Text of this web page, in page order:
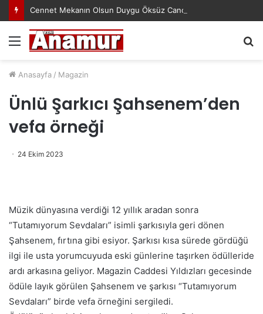
Cennet Mekanın Olsun Duygu Öksüz Canova
Menü
Anasayfa / Magazin
Ünlü Şarkıcı Şahsenem’den
vefa örneği
24 Ekim 2023
Müzik dünyasına verdiği 12 yıllık aradan sonra
“Tutamıyorum Sevdaları” isimli şarkısıyla geri dönen
Şahsenem, fırtına gibi esiyor. Şarkısı kısa sürede gördüğü
ilgi ile usta yorumcuyuda eski günlerine taşırken ödülleride
ardı arkasına geliyor. Magazin Caddesi Yıldızları gecesinde
ödüle layık görülen Şahsenem ve şarkısı “Tutamıyorum
Sevdaları” birde vefa örneğini sergiledi.